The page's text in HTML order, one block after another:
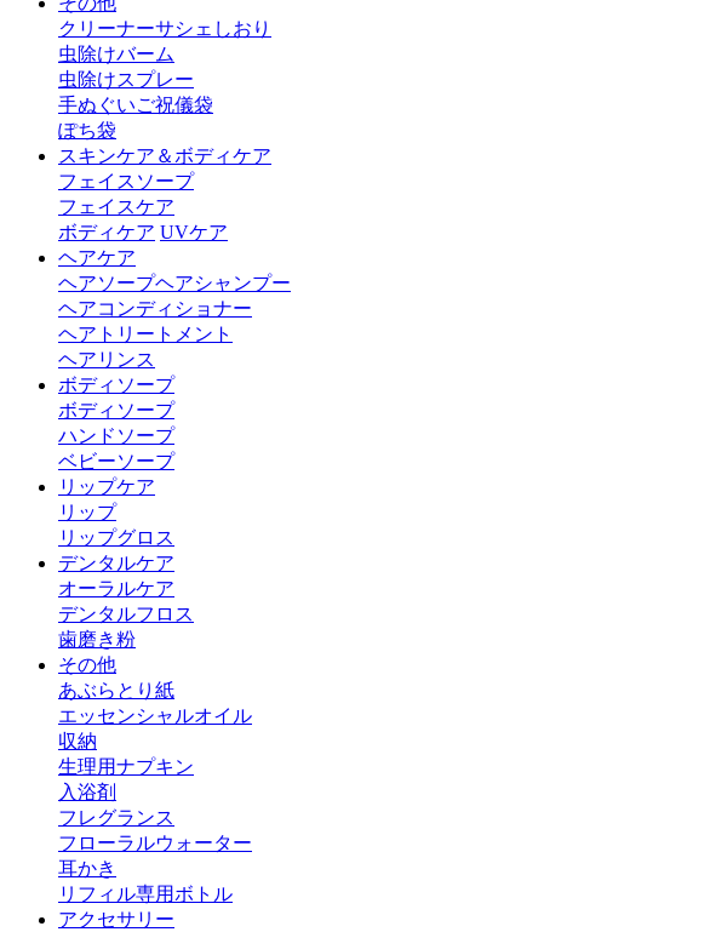
クリーナーサシェ しおり
虫除けバーム
虫除けスプレー
手ぬぐいご祝儀袋
ぽち袋
スキンケア＆ボディケア
フェイスソープ
フェイスケア
ボディケア UVケア
ヘアケア
ヘアソープヘアシャンプー
ヘアコンディショナー
ヘアトリートメント
ヘアリンス
ボディソープ
ボディソープ
ハンドソープ
ベビーソープ
リップケア
リップ
リップグロス
デンタルケア
オーラルケア
デンタルフロス
歯磨き粉
その他
あぶらとり紙
エッセンシャルオイル
収納
生理用ナプキン
入浴剤
フレグランス
フローラルウォーター
耳かき
リフィル専用ボトル
アクセサリー